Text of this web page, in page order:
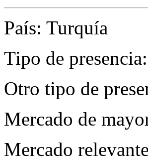
País: Turquía
Tipo de
Otro tipo de
Mercado de
Mercado